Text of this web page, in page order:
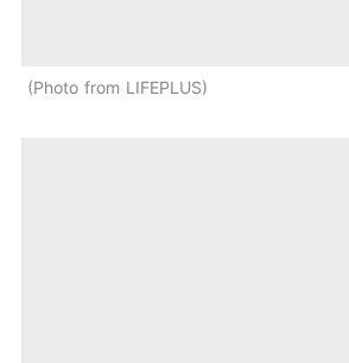
Photo from LIFEPLUS